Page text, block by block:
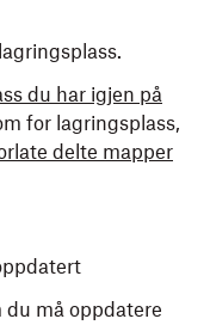
du har igjen på
for lagringsplass,
delte mapper
må oppdatere